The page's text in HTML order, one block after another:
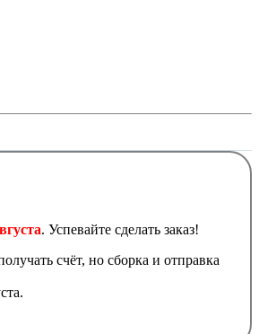
. Успевайте сделать заказ!
счёт, но сборка и отправка